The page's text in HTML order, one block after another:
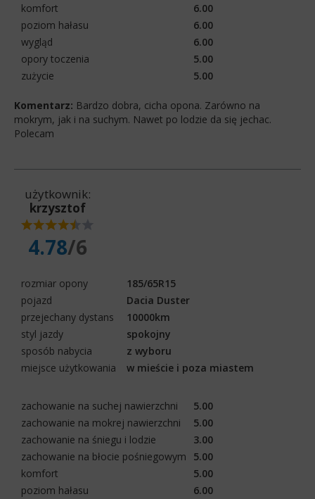
komfort
6.00
poziom hałasu
6.00
wygląd
6.00
opory toczenia
5.00
zużycie
5.00
Komentarz: Bardzo dobra, cicha opona. Zarówno na
mokrym, jak i na suchym. Nawet po lodzie da się jechac.
Polecam
użytkownik:
krzysztof
4.78/6
rozmiar opony
185/65R15
pojazd
Dacia Duster
przejechany dystans
10000km
styl jazdy
spokojny
sposób nabycia
z wyboru
miejsce użytkowania
w mieście i poza miastem
zachowanie na suchej nawierzchni
5.00
zachowanie na mokrej nawierzchni
5.00
zachowanie na śniegu i lodzie
3.00
zachowanie na błocie pośniegowym
5.00
komfort
5.00
poziom hałasu
6.00